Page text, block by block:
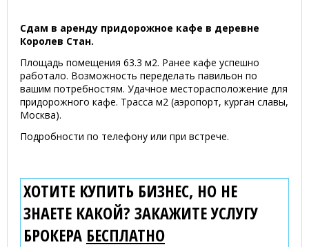
Сдам в аренду придорожное кафе в деревне
Королев Стан.
Площадь помещения 63.3 м2. Ранее кафе успешно
работало. Возможность переделать павильон по
вашим потребностям. Удачное месторасположение для
придорожного кафе. Трасса м2 (аэропорт, курган славы,
Москва).
Подробности по телефону или при встрече.
ХОТИТЕ КУПИТЬ БИЗНЕС, НО НЕ
ЗНАЕТЕ КАКОЙ? ЗАКАЖИТЕ УСЛУГУ
БРОКЕРА БЕСПЛАТНО